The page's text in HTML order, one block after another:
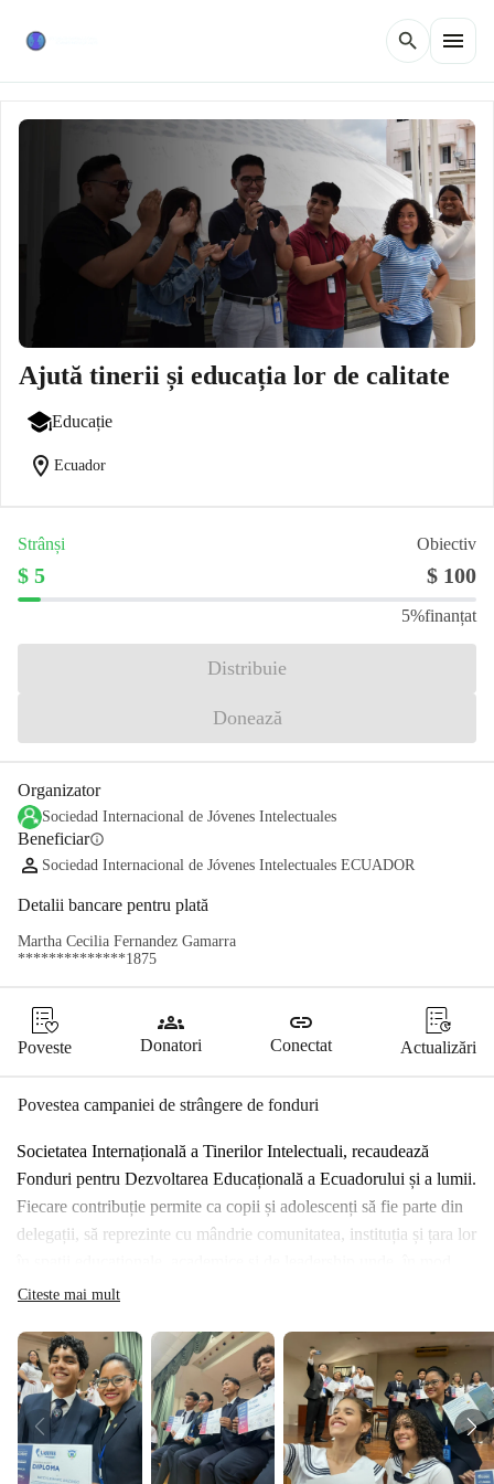
search menu
Ajută tinerii și educația lor de calitate
Educație
location_on Ecuador
Strânși Obiectiv
$ 5 $ 100
5%finanțat
Distribuie
Donează
Organizator
Sociedad Internacional de Jóvenes Intelectuales
Beneficiarinfo
Sociedad Internacional de Jóvenes Intelectuales ECUADOR
Detalii bancare pentru plată
Martha Cecilia Fernandez Gamarra
**************1875
Poveste
groups
Donatori
link
Conectat Actualizări
Povestea campaniei de strângere de fonduri
Societatea Internațională a Tinerilor Intelectuali, recaudează
Fonduri pentru Dezvoltarea Educațională a Ecuadorului și a lumii.
Fiecare contribuție permite ca copii și adolescenți să fie parte din
delegații, să reprezinte cu mândrie comunitatea, instituția și țara lor
normal, nu ar avea acces.
Cu acest fond facem posibil ca:
• Un student să călătorească pentru prima dată pentru a
participa la o misiune educațională.
• O adolescentă să își exprime opinia într-o delegație și să
Citeste mai mult